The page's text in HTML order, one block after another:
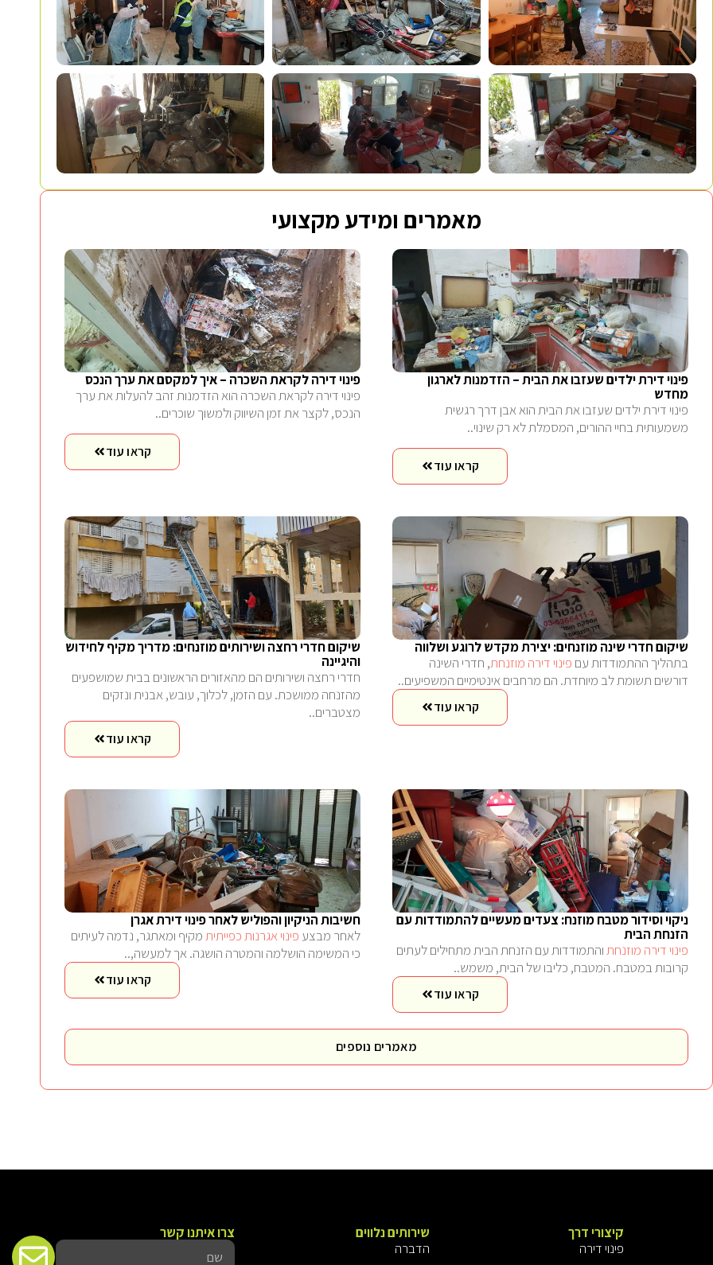
מאמרים ומידע מקצועי
פינוי דירת ילדים שעזבו את הבית – הזדמנות לארגון
מחדש
פינוי דירת ילדים שעזבו את הבית הוא אבן דרך רגשית
משמעותית בחיי ההורים, המסמלת לא רק שינוי..
קראו עוד
פינוי דירה לקראת השכרה – איך למקסם את ערך הנכס
פינוי דירה לקראת השכרה הוא הזדמנות זהב להעלות את ערך
הנכס, לקצר את זמן השיווק ולמשוך שוכרים..
קראו עוד
שיקום חדרי שינה מוזנחים: יצירת מקדש לרוגע ושלווה
בתהליך ההתמודדות עם פינוי דירה מוזנחת, חדרי השינה
דורשים תשומת לב מיוחדת. הם מרחבים אינטימיים המשפיעים..
קראו עוד
שיקום חדרי רחצה ושירותים מוזנחים: מדריך מקיף לחידוש
והיגיינה
חדרי רחצה ושירותים הם מהאזורים הראשונים בבית שמושפעים
מהזנחה ממושכת. עם הזמן, לכלוך, עובש, אבנית ונזקים
מצטברים..
קראו עוד
ניקוי וסידור מטבח מוזנח: צעדים מעשיים להתמודדות עם
הזנחת הבית
פינוי דירה מוזנחתוהתמודדות עם הזנחת הבית מתחילים לעתים
קרובות במטבח. המטבח, כליבו של הבית, משמש..
קראו עוד
חשיבות הניקיון והפוליש לאחר פינוי דירת אגרן
לאחר מבצע פינוי אגרנות כפייתיתמקיף ומאתגר, נדמה לעיתים
כי המשימה הושלמה והמטרה הושגה. אך למעשה,..
קראו עוד
מאמרים נוספים
קיצורי דרך
פינוי דירה
שירותים נלווים
הדברה
צרו איתנו קשר